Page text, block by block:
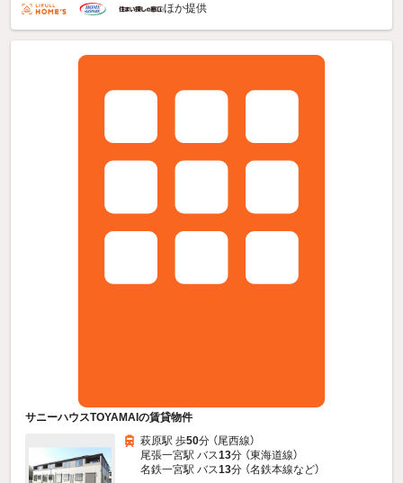
ほか提供
サニーハウスTOYAMAIの賃貸物件
萩原駅 歩50分 （尾西線）
尾張一宮駅 バス13分 （東海道線）
名鉄一宮駅 バス13分 （名鉄本線など）